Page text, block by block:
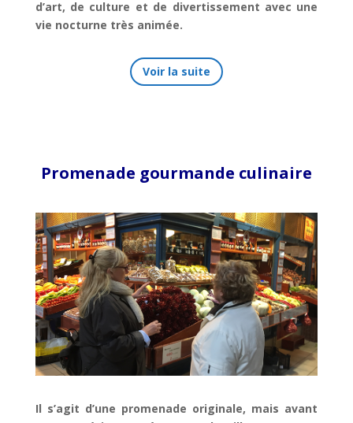
d’art, de culture et de divertissement avec une
vie nocturne très animée.
Voir la suite
Promenade gourmande culinaire
Il s’agit d’une promenade originale, mais avant